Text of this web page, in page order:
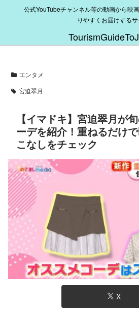
公式YouTubeチャンネル等の動画から映
りやすくお届けするサ
エンタメ
宮迫翠月
【イマドキ】宮迫翠月が
ーデを紹介！重ねるだけ
こなしをチェック
X